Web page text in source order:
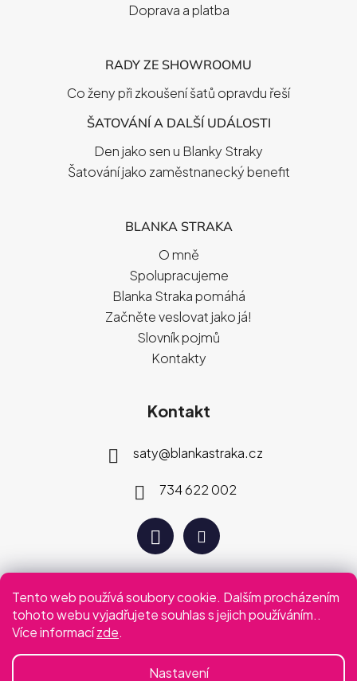
Tento web používá soubory cookie. Dalším procházením
tohoto webu vyjadřujete souhlas s jejich používáním..
Více informacízde.
Nastavení
Doprava a platba
RADY ZE SHOWROOMU
Co ženy při zkoušení šatů opravdu řeší
ŠATOVÁNÍ A DALŠÍ UDÁLOSTI
Den jako sen u Blanky Straky
Šatování jako zaměstnanecký benefit
BLANKA STRAKA
O mně
Spolupracujeme
Blanka Straka pomáhá
Začněte veslovat jako já!
Slovník pojmů
Kontakty
Kontakt
saty@blankastraka.cz
734 622 002
Plaťte jak vám vyhovuje
Podmínky ochrany osobních údajů Obchodní podmínky